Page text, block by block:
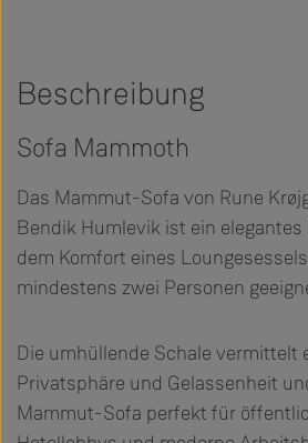
Beschreibung
Sofa Mammoth
Das Mammut-Sofa von Rune
Bendik Humlevik ist ein
dem Komfort eines
mindestens zwei Personen
Die umhüllende Schale vermittelt
Privatsphäre und Gelassenheit
Mammut-Sofa perfekt für